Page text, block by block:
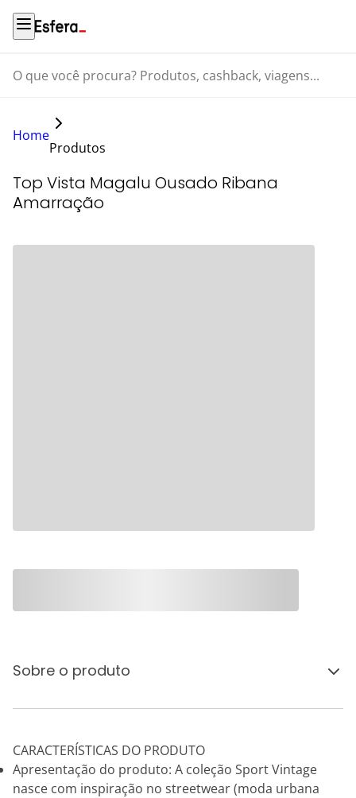
O que você procura? Produtos, cashback, viagens...
Home
Produtos
Top Vista Magalu Ousado Ribana
Amarração
Sobre o produto
CARACTERÍSTICAS DO PRODUTO
Apresentação do produto: A coleção Sport Vintage
nasce com inspiração no streetwear (moda urbana